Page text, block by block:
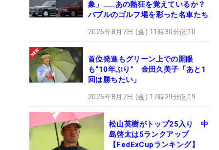
象」……あの熱狂を覚えているか？
バブルのゴルフ場を彩った名車たち
2026年8月7日 (金) 11時30分 10
首位発進もグリーン上での開眼
も“10年ぶり” 金田久美子「あと1
回は勝ちたい」
2026年8月7日 (金) 17時29分 19
松山英樹がトップ25入り 中
島啓太は5ランクアップ
【FedExCupランキング】